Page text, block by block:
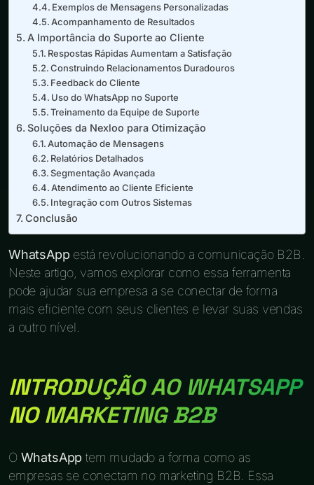
Exemplos de Mensagens Personalizadas
Acompanhamento de Resultados
A Importância do Suporte ao Cliente
Respostas Rápidas Aumentam a Satisfação
Construindo Relacionamentos Duradouros
Feedback do Cliente
Uso do WhatsApp no Suporte
Treinamento da Equipe de Suporte
Soluções da Nexloo para Otimização
Automação de Mensagens
Relatórios Detalhados
Segmentação Avançada
Atendimento ao Cliente Eficiente
Integração com Outros Sistemas
Conclusão
WhatsApp está revolucionando a comunicação B2B.
Neste artigo, vamos explorar como essa ferramenta
pode ajudar sua empresa a se conectar de forma
mais eficiente com seus clientes e levar suas vendas
a outro nível.
INTRODUÇÃO AO WHATSAPP
NO MARKETING B2B
O WhatsApp tem mudado a forma como as
empresas se conectam no marketing B2B. Essa